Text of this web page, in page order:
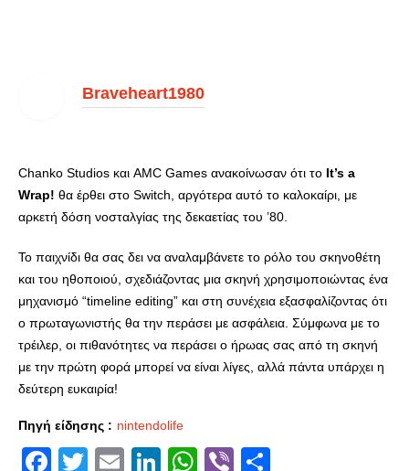
Braveheart1980
Chanko Studios και AMC Games ανακοίνωσαν ότι το It’s a
Wrap! θα έρθει στο Switch, αργότερα αυτό το καλοκαίρι, με
αρκετή δόση νοσταλγίας της δεκαετίας του ’80.
Το παιχνίδι θα σας δει να αναλαμβάνετε το ρόλο του σκηνοθέτη
και του ηθοποιού, σχεδιάζοντας μια σκηνή χρησιμοποιώντας ένα
μηχανισμό “timeline editing” και στη συνέχεια εξασφαλίζοντας ότι
ο πρωταγωνιστής θα την περάσει με ασφάλεια. Σύμφωνα με το
τρέιλερ, οι πιθανότητες να περάσει ο ήρωας σας από τη σκηνή
με την πρώτη φορά μπορεί να είναι λίγες, αλλά πάντα υπάρχει η
δεύτερη ευκαιρία!
Πηγή είδησης : nintendolife
Facebook
Twitter
EmailLinkedIn
WhatsApp
Viber